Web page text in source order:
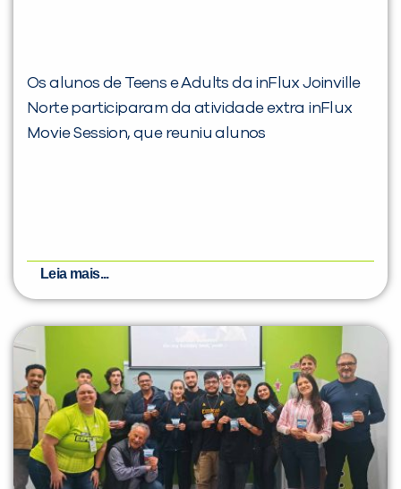
Os alunos de Teens e Adults da inFlux Joinville
Norte participaram da atividade extra inFlux
Movie Session, que reuniu alunos
Leia mais...